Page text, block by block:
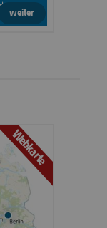
weiter
Webkarte